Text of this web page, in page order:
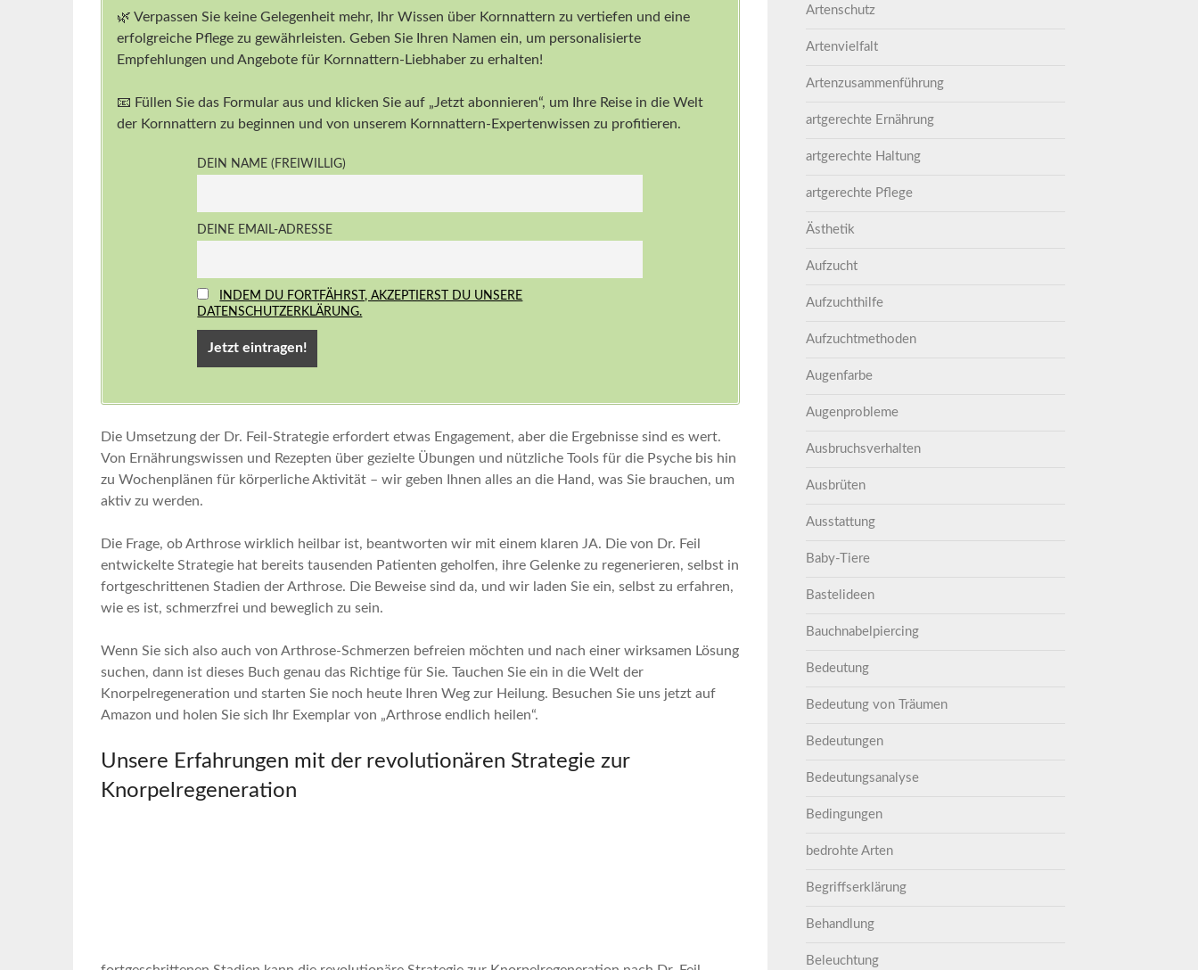
🌿 Verpassen Sie keine Gelegenheit mehr, Ihr Wissen über Kornnattern zu vertiefen und eine
erfolgreiche Pflege zu gewährleisten. Geben Sie Ihren Namen ein, um personalisierte
Empfehlungen und Angebote für Kornnattern-Liebhaber zu erhalten!
📧 Füllen Sie das Formular aus und klicken Sie auf „Jetzt abonnieren“, um Ihre Reise in die Welt
der Kornnattern zu beginnen und von unserem Kornnattern-Expertenwissen zu profitieren.
DEIN NAME (FREIWILLIG)
DEINE EMAIL-ADRESSE
INDEM DU FORTFÄHRST, AKZEPTIERST DU UNSERE
DATENSCHUTZERKLÄRUNG.
Die Umsetzung der Dr. Feil-Strategie erfordert etwas ⁢Engagement, aber die‍ Ergebnisse ‍sind es⁣ wert.
Von ⁣Ernährungswissen und Rezepten über gezielte Übungen und nützliche Tools für ‌die Psyche bis hin
zu Wochenplänen ⁣für‌ körperliche Aktivität‌ – wir geben Ihnen ​alles an die Hand, ‍was Sie brauchen, um
⁢aktiv zu‌ werden.
Die Frage,⁢ ob Arthrose wirklich heilbar ist, beantworten ⁢wir mit einem⁤ klaren⁤ JA. Die von Dr. Feil
entwickelte Strategie hat bereits tausenden ⁣Patienten geholfen, ihre Gelenke zu regenerieren, selbst in
fortgeschrittenen⁢ Stadien der Arthrose. Die Beweise sind ⁢da, und wir laden Sie⁢ ein, selbst ⁢zu erfahren,
wie​ es ⁣ist, schmerzfrei ⁣und beweglich zu sein.
Wenn⁢ Sie sich also auch von Arthrose-Schmerzen befreien möchten ‍und nach einer wirksamen Lösung
suchen, dann ist dieses Buch genau das Richtige für Sie. Tauchen Sie ein⁤ in‍ die Welt der
‌Knorpelregeneration und starten Sie noch heute Ihren‍ Weg zur Heilung. Besuchen Sie ‌uns jetzt auf
Amazon und holen Sie sich Ihr Exemplar ‍von‍ „Arthrose ⁤endlich heilen“.
Unsere Erfahrungen mit der revolutionären Strategie zur
Knorpelregeneration
Artenschutz
Artenvielfalt
Artenzusammenführung
artgerechte Ernährung
artgerechte Haltung
artgerechte Pflege
Ästhetik
Aufzucht
Aufzuchthilfe
Aufzuchtmethoden
Augenfarbe
Augenprobleme
Ausbruchsverhalten
Ausbrüten
Ausstattung
Baby-Tiere
Bastelideen
Bauchnabelpiercing
Bedeutung
Bedeutung von Träumen
Bedeutungen
Bedeutungsanalyse
Bedingungen
bedrohte Arten
Begriffserklärung
Behandlung
Beleuchtung